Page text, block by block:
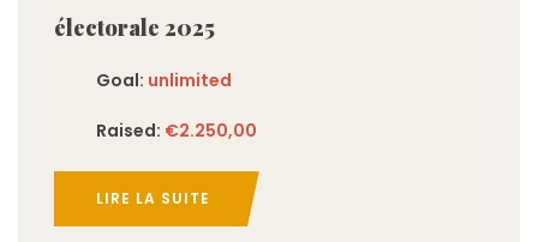
électorale 2025
Goal: unlimited
Raised: €2.250,00
LIRE LA SUITE